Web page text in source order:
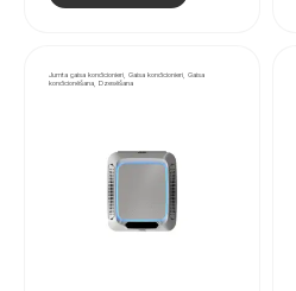
Jumta gaisa kondicionieri, Gaisa kondicionieri, Gaisa
kondicionēšana, Dzesēšana